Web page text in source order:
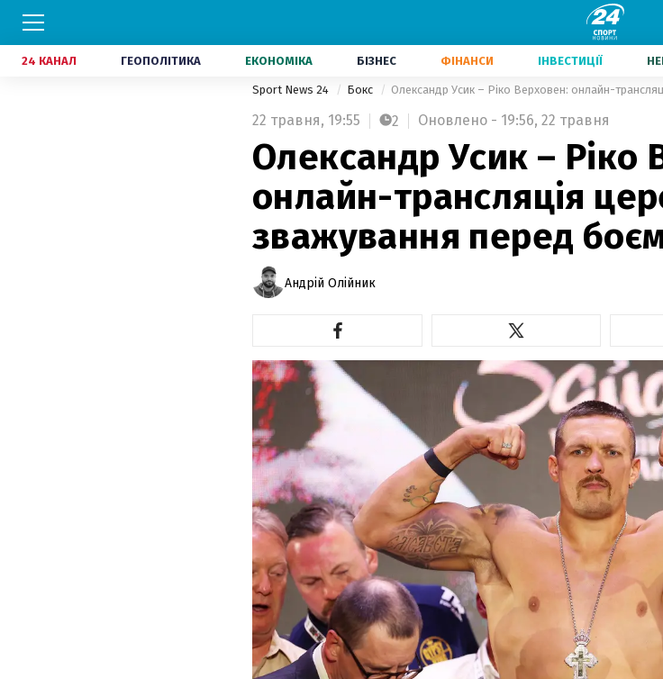
24 КАНАЛ ГЕОПОЛІТИКА ЕКОНОМІКА БІЗНЕС ФІНАНСИ ІНВЕСТИЦІЇ
Sport News 24 Бокс Олександр Усик – Ріко Верховен: онлайн-
22 травня, 19:55 2 Оновлено - 19:56, 22 травня
Олександр Усик – Ріко
онлайн-трансляція
зважування перед
Андрій Олійник